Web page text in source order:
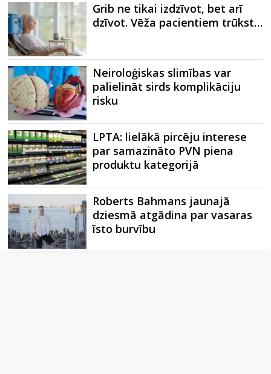
Grib ne tikai izdzīvot, bet arī
dzīvot. Vēža pacientiem trūkst…
Neiroloģiskas slimības var
palielināt sirds komplikāciju
risku
LPTA: lielākā pircēju interese
par samazināto PVN piena
produktu kategorijā
Roberts Bahmans jaunajā
dziesmā atgādina par vasaras
īsto burvību